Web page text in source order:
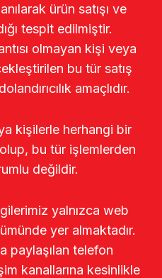
ürün satışı ve
tespit edilmiştir.
olmayan kişi veya
bu tür satış
amaçlıdır.
kişilerle herhangi bir
bu tür işlemlerden
değildir.
yalnızca web
yer almaktadır.
paylaşılan telefon
kanallarına kesinlikle